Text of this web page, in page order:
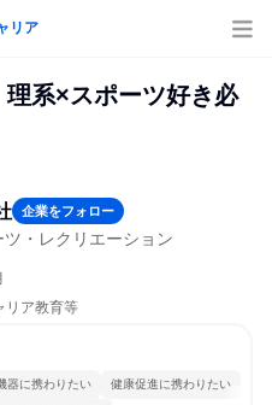
リア
理系×スポーツ好き必
企業をフォロー
・レクリエーション
リア教育等
器に携わりたい 健康促進に携わりたい